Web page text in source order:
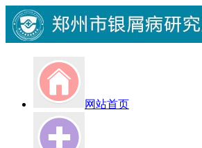
网站首页